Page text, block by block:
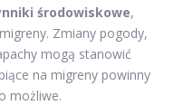
środowiskowe,
Zmiany pogody,
mogą stanowić
na migreny powinny
możliwe.